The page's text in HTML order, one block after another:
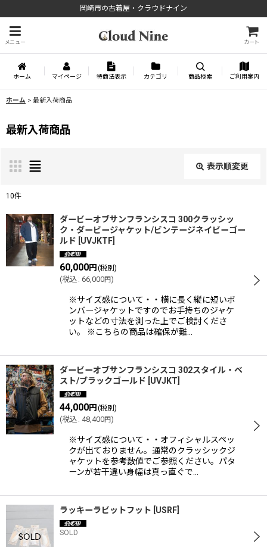
岡崎市の古着屋・クラウドナイン
メニュー カート
ホーム マイページ 特商法表示 カテゴリ 商品検索 ご利用案内
ホーム > 最新入荷商品
最新入荷商品
表示順変更
表示数:
並び順
10件
ダービーオブサンフランシスコ 300クラッシッ
ク・ダービージャケット/ビンテージネイビーゴー
ルド UVJKTF
60,000円 (税別)
(税込 : 66,000円)
※サイズ感について・・横に長く縦に短いボ
ンバージャケットですのでお手持ちのジャケ
ットなどの寸法を測った上でご検討くださ
い。 ※こちらの商品は確保が難…
ダービーオブサンフランシスコ 302スタイル・ベ
スト/ブラックゴールド UVJKT
44,000円 (税別)
(税込 : 48,400円)
※サイズ感について・・オフィシャルスペッ
クが出ておりません。通常のクラッシックジ
ャケットを参考数値でご参照ください。パタ
ーンが若干違い身幅は真っ直ぐで…
ラッキーラビットフット USRF
SOLD